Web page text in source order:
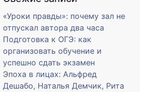
«Уроки правды»: почему зал не
отпускал автора два часа
Подготовка к ОГЭ: как
организовать обучение и
успешно сдать экзамен
Эпоха в лицах: Альфред
Дешабо, Наталья Демчик, Рита